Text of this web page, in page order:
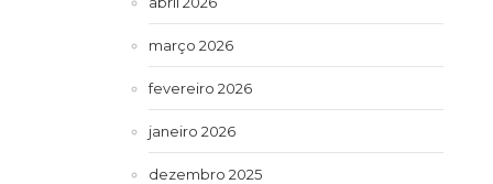
março 2026
fevereiro 2026
janeiro 2026
dezembro 2025